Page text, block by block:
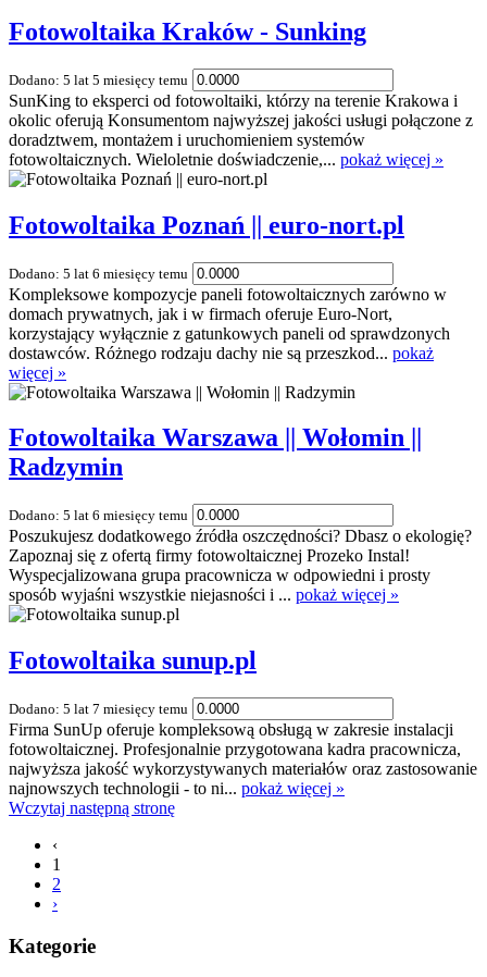
Fotowoltaika Kraków - Sunking
Dodano: 5 lat 5 miesięcy temu
SunKing to eksperci od fotowoltaiki, którzy na terenie Krakowa i
okolic oferują Konsumentom najwyższej jakości usługi połączone z
doradztwem, montażem i uruchomieniem systemów
fotowoltaicznych. Wieloletnie doświadczenie,... pokaż więcej »
Fotowoltaika Poznań || euro-nort.pl
Dodano: 5 lat 6 miesięcy temu
Kompleksowe kompozycje paneli fotowoltaicznych zarówno w
domach prywatnych, jak i w firmach oferuje Euro-Nort,
korzystający wyłącznie z gatunkowych paneli od sprawdzonych
dostawców. Różnego rodzaju dachy nie są przeszkod... pokaż
więcej »
Fotowoltaika Warszawa || Wołomin ||
Radzymin
Dodano: 5 lat 6 miesięcy temu
Poszukujesz dodatkowego źródła oszczędności? Dbasz o ekologię?
Zapoznaj się z ofertą firmy fotowoltaicznej Prozeko Instal!
Wyspecjalizowana grupa pracownicza w odpowiedni i prosty
sposób wyjaśni wszystkie niejasności i ... pokaż więcej »
Fotowoltaika sunup.pl
Dodano: 5 lat 7 miesięcy temu
Firma SunUp oferuje kompleksową obsługą w zakresie instalacji
fotowoltaicznej. Profesjonalnie przygotowana kadra pracownicza,
najwyższa jakość wykorzystywanych materiałów oraz zastosowanie
najnowszych technologii - to ni... pokaż więcej »
Wczytaj następną stronę
‹
1
2
›
Kategorie